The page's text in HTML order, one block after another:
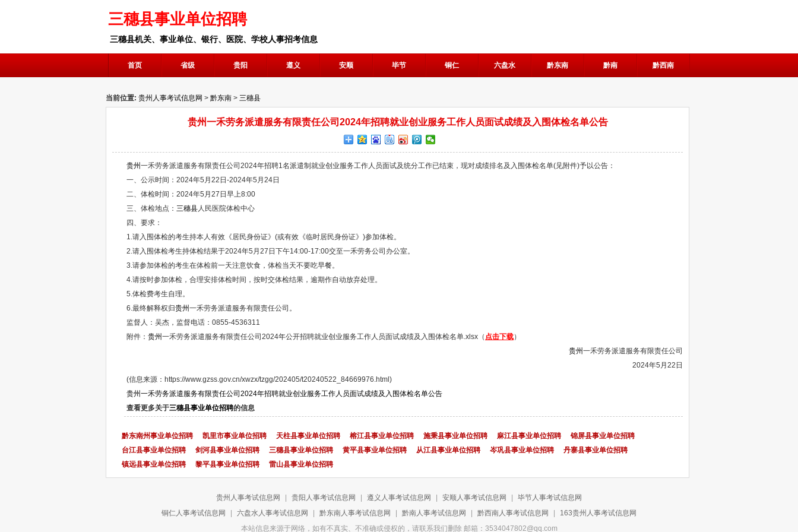
三穗县事业单位招聘
三穗县机关、事业单位、银行、医院、学校人事招考信息
首页 省级 贵阳 遵义 安顺 毕节 铜仁 六盘水 黔东南 黔南 黔西南
当前位置: 贵州人事考试信息网 > 黔东南 > 三穗县
贵州一禾劳务派遣服务有限责任公司2024年招聘就业创业服务工作人员面试成绩及入围体检名单公告
贵州一禾劳务派遣服务有限责任公司2024年招聘1名派遣制就业创业服务工作人员面试及统分工作已结束，现对成绩排名及入围体检名单(见附件)予以公告：
一、公示时间：2024年5月22日-2024年5月24日
二、体检时间：2024年5月27日早上8:00
三、体检地点： 三穗县人民医院体检中心
四、要求：
1.请入围体检的考生持本人有效《居民身份证》(或有效《临时居民身份证》)参加体检。
2.请入围体检考生持体检结果于2024年5月27日下午14:00-17:00交至一禾劳务公司办公室。
3.请参加体检的考生在体检前一天注意饮食，体检当天不要吃早餐。
4.请按时参加体检，合理安排体检时间，按时交体检结果，逾期作自动放弃处理。
5.体检费考生自理。
6.最终解释权归贵州一禾劳务派遣服务有限责任公司。
监督人：吴杰，监督电话：0855-4536311
附件： 贵州一禾劳务派遣服务有限责任公司2024年公开招聘就业创业服务工作人员面试成绩及入围体检名单.xlsx（ 点击下载）
贵州一禾劳务派遣服务有限责任公司
2024年5月22日
(信息来源：https://www.gzss.gov.cn/xwzx/tzgg/202405/t20240522_84669976.html)
贵州一禾劳务派遣服务有限责任公司2024年招聘就业创业服务工作人员面试成绩及入围体检名单公告
查看更多关于三穗县事业单位招聘的信息
黔东南州事业单位招聘 凯里市事业单位招聘 天柱县事业单位招聘 榕江县事业单位招聘 施秉县事业单位招聘 麻江县事业单位招聘
锦屏县事业单位招聘
台江县事业单位招聘
剑河县事业单位招聘 三穗县事业单位招聘 黄平县事业单位招聘 从江县事业单位招聘 岑巩县事业单位招聘
丹寨县事业单位招聘
镇远县事业单位招聘
黎平县事业单位招聘 雷山县事业单位招聘
贵州人事考试信息网 贵阳人事考试信息网 遵义人事考试信息网 安顺人事考试信息网
毕节人事考试信息网
铜仁人事考试信息网
六盘水人事考试信息网 黔东南人事考试信息网 黔南人事考试信息网 黔西南人事考试信息网
163贵州人事考试信息网
本站信息来源于网络，如有不真实、不准确或侵权的，请联系我们删除 邮箱：3534047802@qq.com